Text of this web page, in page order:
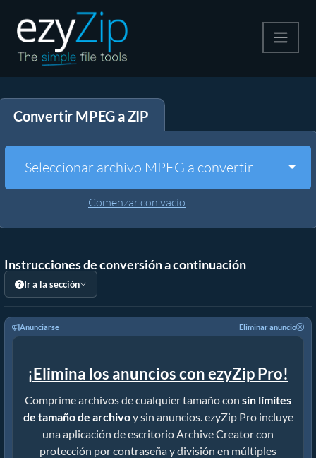
Descomprime
Otras herramientas
Convertir MPEG a ZIP
Seleccionar archivo MPEG a convertir
Comenzar con vacío
Instrucciones de conversión a continuación
Ir a la sección
Anunciarse Eliminar anuncio
¡Elimina los anuncios con ezyZip Pro!
Comprime archivos de cualquier tamaño con sin límites
de tamaño de archivoy sin anuncios. ezyZip Pro incluye
una aplicación de escritorio Archive Creator con
protección por contraseña y división en múltiples